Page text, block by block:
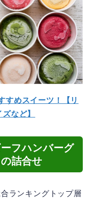
すめスイーツ！【リ
など】
フハンバーグ
詰合せ
ランキングトップ層